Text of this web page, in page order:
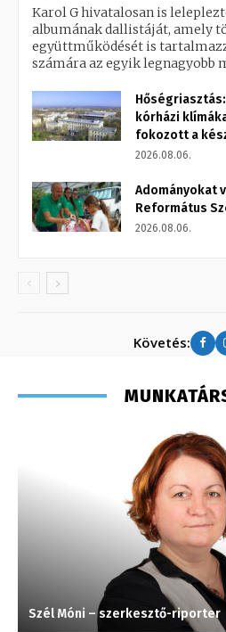
Karol G hivatalosan is
albumának dallistáját, amely
együttműködését is
számára az egyik legnagyobb
kórházi
fokozott a
2026.08.06.
Adományokat
Református
2026.08.06.
Követés:
Szél Móni – szerkesztő-riporter